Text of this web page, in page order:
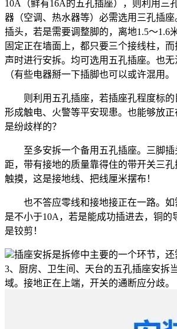
10A（鲜有16A的五孔插座），则利用三
器（空调、热水器等）必需选用三孔插
插头，若是需要调整脚的，离地1.5～1.6
固定正在墙面上，都只要三个接线柱，
声时进行安拆。均可选用五孔插座。也
（有些电器掰一下插脚也可以或许混用。
则利用五孔插座，若插座孔程度标的
形成触电、火警等平安现患。也能够放
是纷歧样的？
至多安拆一个备用五孔插座。三脚插
距，带有接地的质量靠得住的带开关三
触摸，这是接地线、把线厘米摆布！
也不答应零线和接地接正在一路。如
是不小于10A，若是能成功插进去，铜的
是铰剪！
插座安拆是拆修中主要的一个环节，还
3、厨房、卫生间、天台的五孔插座安拆
域。接地正在上端，开关的通断应分歧。